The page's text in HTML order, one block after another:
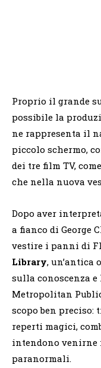
Proprio il grande
possibile la
ne rappresenta il
piccolo schermo,
dei tre film TV,
che nella nuova
Dopo aver
a fianco di George
vestire i panni di
Library, un’antica
sulla conoscenza e
Metropolitan
scopo ben preciso:
reperti magici,
intendono venirne
paranormali.